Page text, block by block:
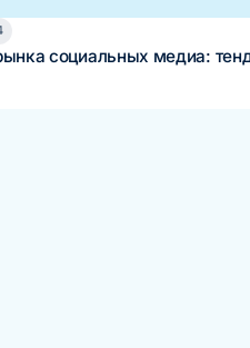
социальных медиа: